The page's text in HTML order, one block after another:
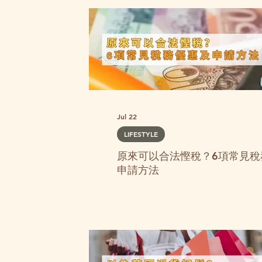
原來可以合法慳稅？6項常見
申請方法
LIFESTYLE
Jul 22